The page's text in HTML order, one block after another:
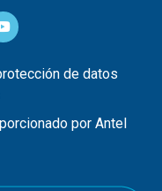
de datos
por Antel